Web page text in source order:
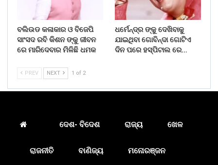
ବଲିଉଡ କଳାକାର ଓ ବିଜେପି
ସାଂସଦ ରବି କିଶନ ଙ୍କୁ ଜୀବନ
ରେ ମାରିଦେବାର ମିଳିଛି ଧମକ
ଧର୍ମେନ୍ଦ୍ର ଙ୍କୁ ଦେଖିବାକୁ
ଯାଇଥିବା ଗୋବିନ୍ଦା ଗୋଟିଏ
ଦିନ ପରେ ହସ୍ପିଟାଲ ରେ…
PREV NEXT 1 of 2
ଦେଶ- ବିଦେଶ ରାଜ୍ୟ ଖେଳ
ରାଜନୀତି ବାଣିଜ୍ୟ ମନୋରଞ୍ଜନ